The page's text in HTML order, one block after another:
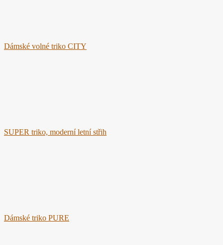
Dámské volné triko CITY
SUPER triko, moderní letní střih
Dámské triko PURE